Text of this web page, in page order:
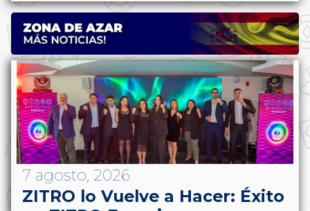
7 agosto, 2026
ZITRO lo Vuelve a Hacer: Éxito